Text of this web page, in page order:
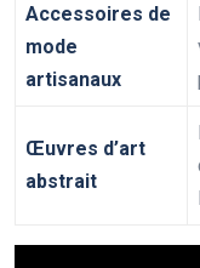
Accessoires de
mode
artisanaux
Œuvres d’art
abstrait